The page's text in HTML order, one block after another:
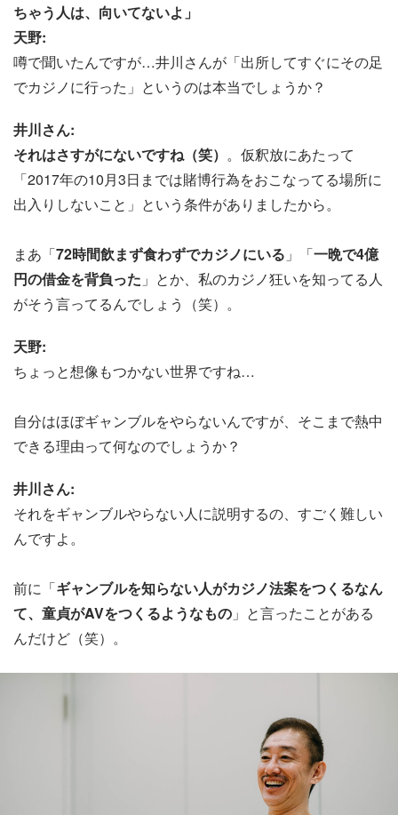
ちゃう人は、向いてないよ」
天野:
噂で聞いたんですが…井川さんが「出所してすぐにその足
でカジノに行った」というのは本当でしょうか？
井川さん:
それはさすがにないですね（笑） 。仮釈放にあたって
「2017年の10月3日までは賭博行為をおこなってる場所に
出入りしないこと」という条件がありましたから。
まあ「72時間飲まず食わずでカジノにいる 」「一晩で4億
円の借金を背負った 」とか、私のカジノ狂いを知ってる人
がそう言ってるんでしょう（笑）。
天野:
ちょっと想像もつかない世界ですね…
自分はほぼギャンブルをやらないんですが、そこまで熱中
できる理由って何なのでしょうか？
井川さん:
それをギャンブルやらない人に説明するの、すごく難しい
んですよ。
前に「ギャンブルを知らない人がカジノ法案をつくるなん
て、童貞がAVをつくるようなもの 」と言ったことがある
んだけど（笑）。